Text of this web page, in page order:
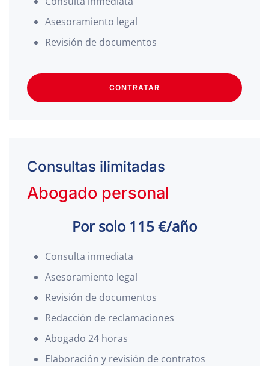
Asesoramiento legal
Revisión de documentos
CONTRATAR
Consultas ilimitadas
Abogado personal
Por solo 115 €/año
Consulta inmediata
Asesoramiento legal
Revisión de documentos
Redacción de reclamaciones
Abogado 24 horas
Elaboración y revisión de contratos